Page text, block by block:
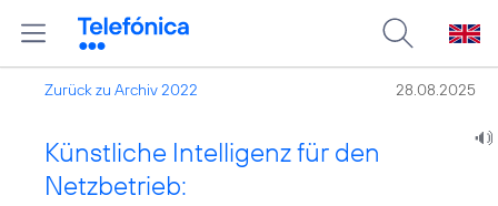
Zurück zu Archiv 2022 28.08.2025
Künstliche Intelligenz für den
Netzbetrieb: